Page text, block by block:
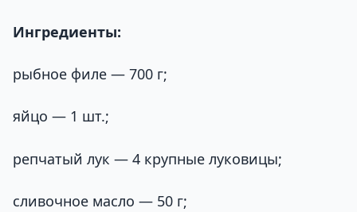
Ингредиенты:
рыбное филе — 700 г;
яйцо — 1 шт.;
репчатый лук — 4 крупные луковицы;
сливочное масло — 50 г;